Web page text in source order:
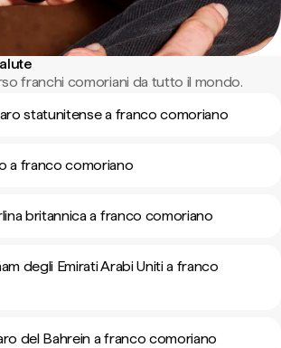
franchi comoriani da tutto il mondo.
statunitense a franco comoriano
a franco comoriano
britannica a franco comoriano
degli Emirati Arabi Uniti a franco
del Bahrein a franco comoriano